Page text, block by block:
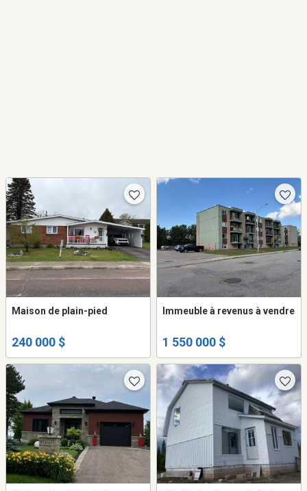
Maison de plain-pied
240 000 $
Immeuble à revenus à vendre
1 550 000 $